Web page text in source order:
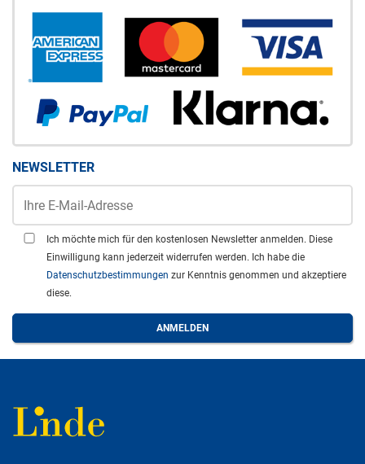
NEWSLETTER
Ich möchte mich für den kostenlosen Newsletter anmelden. Diese
Einwilligung kann jederzeit widerrufen werden. Ich habe die
Datenschutzbestimmungen zur Kenntnis genommen und akzeptiere
diese.